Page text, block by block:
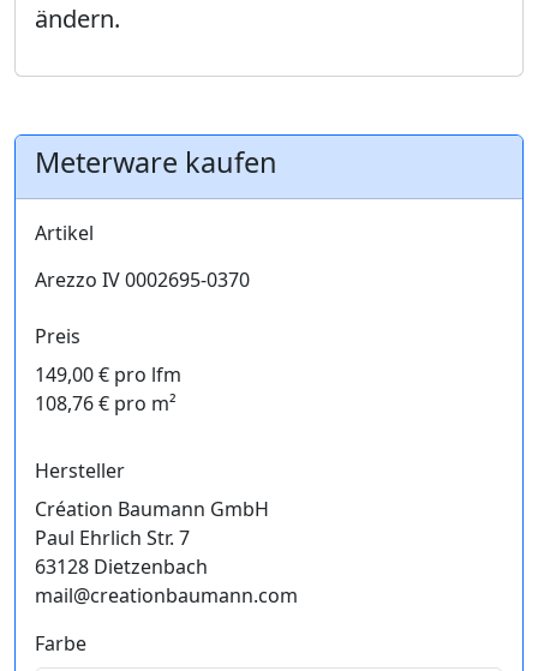
ändern.
Meterware kaufen
Artikel
Arezzo IV 0002695-0370
Preis
149,00 € pro lfm
108,76 € pro m²
Hersteller
Création Baumann GmbH
Paul Ehrlich Str. 7
63128 Dietzenbach
mail@creationbaumann.com
Farbe